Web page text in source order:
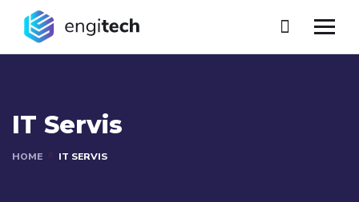
IT Servis
HOME IT SERVIS